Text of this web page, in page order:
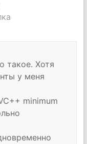
такое. Хотя
у меня
minimum